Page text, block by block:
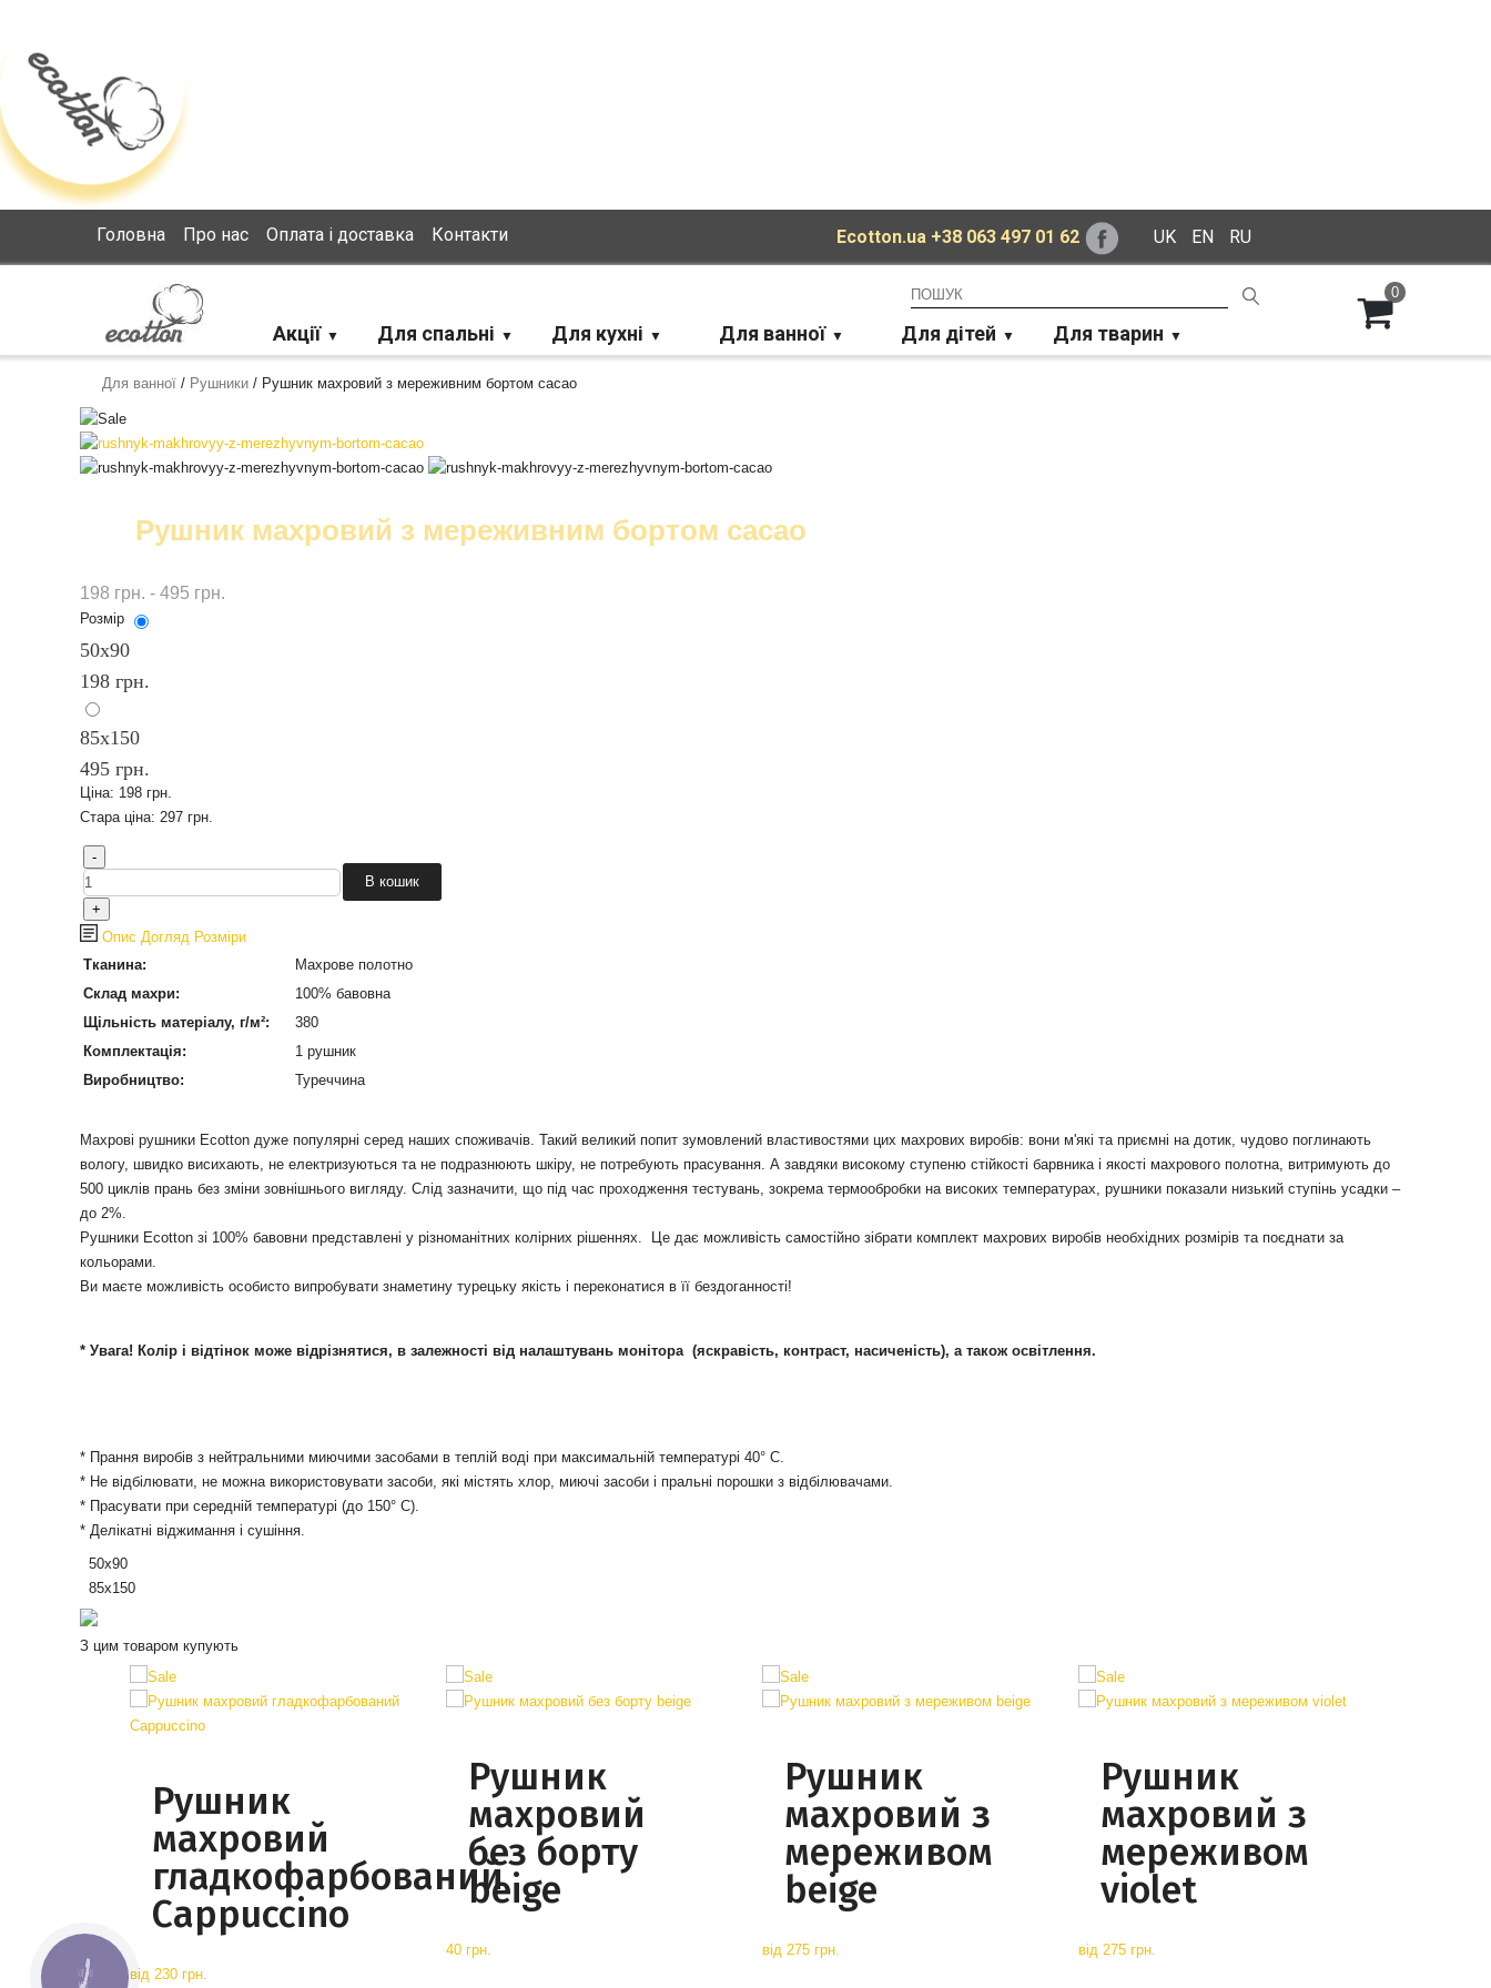
Головна Про нас Оплата і доставка Контакти Ecotton.ua +38 063 497 01 62 UK EN RU
Акції Для спальні Для кухні Для ванної Для дітей Для тварин
0
Для ванної/ Рушники / Рушник махровий з мереживним бортом cacao
Рушник махровий з мереживним бортом cacao
198 грн. - 495 грн.
Розмір
50х90
198 грн.
85x150
495 грн.
Ціна: 198 грн.
Стара ціна: 297 грн.
Опис Догляд Розміри
Тканина:
Махрове полотно
Склад махри:
100% бавовна
Щільність матеріалу, г/м²:
380
Комплектація:
1 рушник
Виробництво:
Туреччина
Махрові рушники Ecotton дуже популярні серед наших споживачів. Такий великий попит зумовлений властивостями цих махрових виробів: вони м'які та приємні на дотик, чудово поглинають
вологу, швидко висихають, не електризуються та не подразнюють шкіру, не потребують прасування. А завдяки високому ступеню стійкості барвника і якості махрового полотна, витримують до
500 циклів прань без зміни зовнішнього вигляду. Слід зазначити, що під час проходження тестувань, зокрема термообробки на високих температурах, рушники показали низький ступінь усадки –
до 2%.
Рушники Ecotton зі 100% бавовни представлені у різноманітних колірних рішеннях. Це дає можливість самостійно зібрати комплект махрових виробів необхідних розмірів та поєднати за
кольорами.
Ви маєте можливість особисто випробувати знаметину турецьку якість і переконатися в її бездоганності!
* Увага! Колір і відтінок може відрізнятися, в залежності від налаштувань монітора(яскравість, контраст, насиченість), а також освітлення.
* Прання виробів з нейтральними миючими засобами в теплій воді при максимальній температурі 40° С.
* Не відбілювати, не можна використовувати засоби, які містять хлор, миючі засоби і пральні порошки з відбілювачами.
* Прасувати при середній температурі (до 150° С).
* Делікатні віджимання і сушіння.
50х90
85х150
З цим товаром купують
Рушник
махровий
гладкофарбований
Cappuccino
від 230 грн.
Рушник
махровий
без борту
beige
40 грн.
Рушник
махровий з
мереживом
beige
від 275 грн.
Рушник
махровий з
мереживом
violet
від 275 грн.
КНОПКА
СВЯЗИ